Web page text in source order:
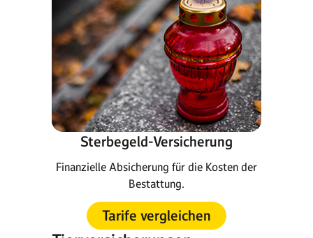
Sterbegeld-Versicherung
Finanzielle Absicherung für die Kosten der
Bestattung.
Tarife vergleichen